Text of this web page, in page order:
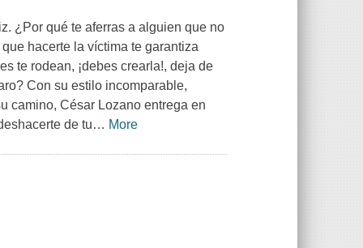
¿Por qué te aferras a alguien que no
hacerte la víctima te garantiza
te rodean, ¡debes crearla!, deja de
Con su estilo incomparable,
camino, César Lozano entrega en
de tu… More